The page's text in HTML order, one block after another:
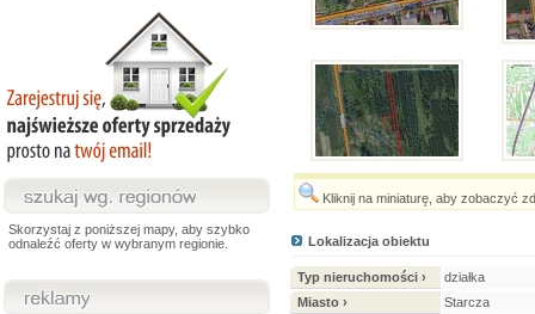
Skorzystaj z poniższej mapy, aby szybko
odnaleźć oferty w wybranym regionie.
Kliknij na miniaturę, aby zobaczyć
Lokalizacja obiektu
Typ nieruchomości ›
działka
Miasto ›
Starcza